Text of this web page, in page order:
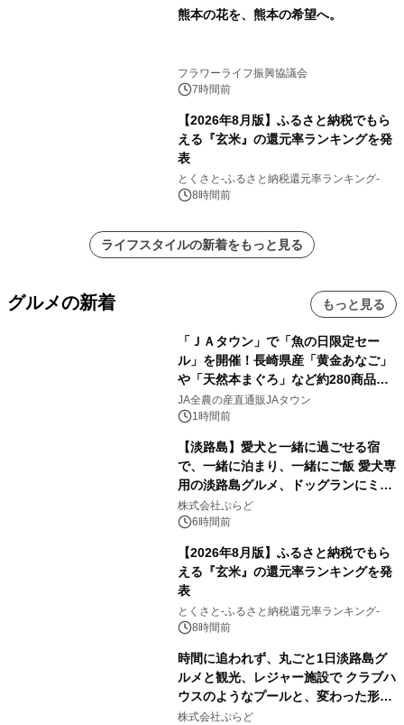
熊本の花を、熊本の希望へ。
フラワーライフ振興協議会
7時間前
【2026年8月版】ふるさと納税でもら
える『玄米』の還元率ランキングを発
表
とくさと-ふるさと納税還元率ランキング-
8時間前
ライフスタイルの新着をもっと見る
グルメの新着 もっと見る
「ＪＡタウン」で「魚の日限定セー
ル」を開催！長崎県産「黄金あなご」
や「天然本まぐろ」など約280商品を
販売！～毎月１０日の定例企画～
JA全農の産直通販JAタウン
1時間前
【淡路島】愛犬と一緒に過ごせる宿
で、一緒に泊まり、一緒にご飯 愛犬専
用の淡路島グルメ、ドッグランにミニ
プール グランピングとトレーラーハウ
スの2施設で
株式会社ぷらど
6時間前
【2026年8月版】ふるさと納税でもら
える『玄米』の還元率ランキングを発
表
とくさと-ふるさと納税還元率ランキング-
8時間前
時間に追われず、丸ごと1日淡路島グ
ルメと観光、レジャー施設で クラブハ
ウスのようなプールと、変わった形の
サウナも 「THE BOXY AWAJI」のお
株式会社ぷらど